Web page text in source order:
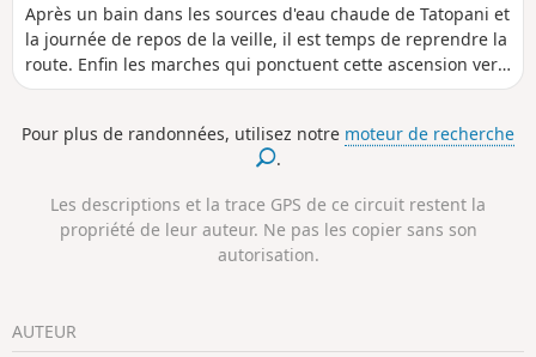
Après un bain dans les sources d'eau chaude de Tatopani et
la journée de repos de la veille, il est temps de reprendre la
route. Enfin les marches qui ponctuent cette ascension vers
le village de Ghorepani au pied de l'Annapurna Sud.
Pour plus de randonnées, utilisez notre moteur de recherche
.
Les descriptions et la trace GPS de ce circuit restent la
propriété de leur auteur. Ne pas les copier sans son
autorisation.
AUTEUR